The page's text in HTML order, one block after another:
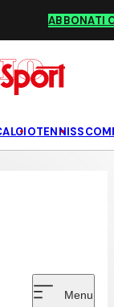
ABBONATI
TENNIS
Menu